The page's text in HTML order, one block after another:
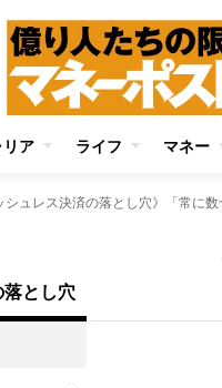
リア ライフ マネー
落とし穴